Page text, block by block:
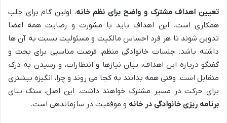
تعیین اهداف مشترک و واضح برای نظم خانه، اولین گام برای جلب
همکاری است. این اهداف باید با مشورت و رضایت همه اعضا
تدوین شوند تا هر فرد احساس مالکیت و مسئولیت نسبت به آن ها
داشته باشد. جلسات خانوادگی منظم، فرصت مناسبی برای بحث و
گفتگو درباره این اهداف، بیان نیازها و انتظارات، و رسیدن به درک
متقابل است. وقتی همه بدانند به کجا می روند و چرا، انگیزه بیشتری
برای حرکت در مسیر مشترک خواهند داشت. این اصل، سنگ بنای
برنامه ریزی خانوادگی در خانه و موفقیت در سازماندهی است.